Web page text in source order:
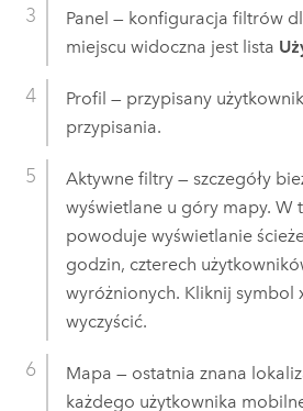
Panel — konfiguracja filtrów
miejscu widoczna jest lista
Profil — przypisany
przypisania.
Aktywne filtry — szczegóły
wyświetlane u góry mapy. W
powoduje wyświetlanie
godzin, czterech
wyróżnionych. Kliknij symbol
wyczyścić.
Mapa — ostatnia znana
każdego użytkownika